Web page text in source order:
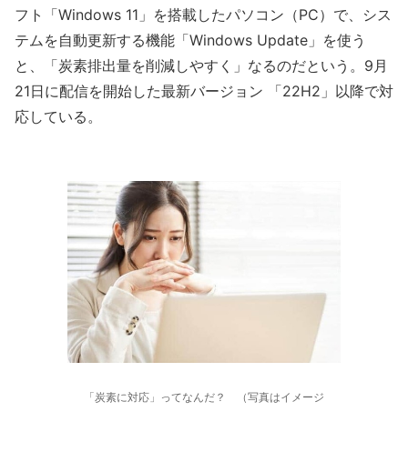
フト「Windows 11」を搭載したパソコン（PC）で、シス
テムを自動更新する機能「Windows Update」を使う
と、「炭素排出量を削減しやすく」なるのだという。9月
21日に配信を開始した最新バージョン 「22H2」以降で対
応している。
「炭素に対応」ってなんだ？ （写真はイメージ